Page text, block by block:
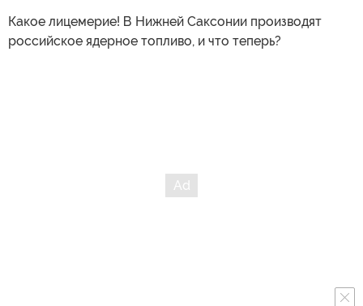
Какое лицемерие! В Нижней Саксонии производят
российское ядерное топливо, и что теперь?